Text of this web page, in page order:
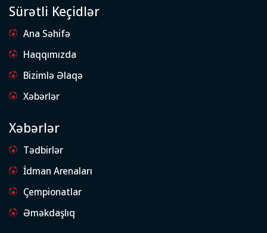
Sürətli Keçidlər
Ana Səhifə
Haqqımızda
Bizimlə Əlaqə
Xəbərlər
Xəbərlər
Tədbirlər
İdman Arenaları
Çempionatlar
Əməkdaşlıq